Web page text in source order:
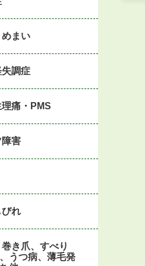
まい
失調症
痛・PMS
障害
れ
き爪、すべり
うつ病、薄毛発